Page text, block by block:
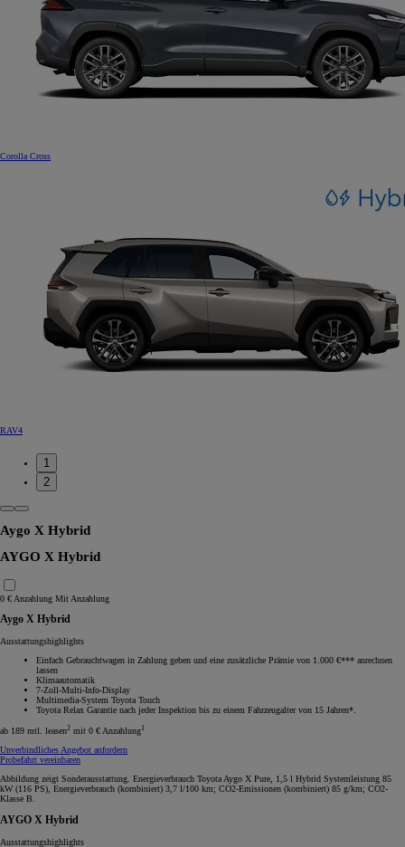
Corolla Cross
RAV4
1
2
Aygo X Hybrid
AYGO X Hybrid
0 € Anzahlung Mit Anzahlung
Aygo X Hybrid
Ausstattungshighlights
Einfach Gebrauchtwagen in Zahlung geben und eine zusätzliche Prämie von 1.000 €*** anrechnen
lassen
Klimaautomatik
7-Zoll-Multi-Info-Display
Multimedia-System Toyota Touch
Toyota Relax Garantie nach jeder Inspektion bis zu einem Fahrzeugalter von 15 Jahren*.
ab 189 mtl. leasen2 mit 0 € Anzahlung1
Unverbindliches Angebot anfordern
Probefahrt vereinbaren
Abbildung zeigt Sonderausstattung. Energieverbrauch Toyota Aygo X Pure, 1,5 l Hybrid Systemleistung 85
kW (116 PS), Energieverbrauch (kombiniert) 3,7 l/100 km; CO2-Emissionen (kombiniert) 85 g/km; CO2-
Klasse B.
AYGO X Hybrid
Ausstattungshighlights